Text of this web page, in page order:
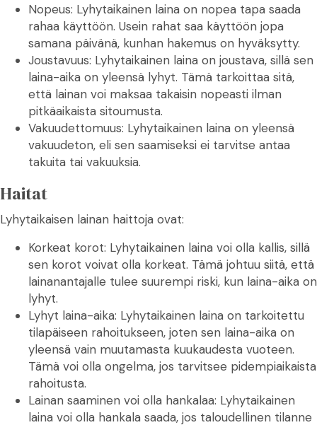
Nopeus: Lyhytaikainen laina on nopea tapa saada
rahaa käyttöön. Usein rahat saa käyttöön jopa
samana päivänä, kunhan hakemus on hyväksytty.
Joustavuus: Lyhytaikainen laina on joustava, sillä sen
laina-aika on yleensä lyhyt. Tämä tarkoittaa sitä,
että lainan voi maksaa takaisin nopeasti ilman
pitkäaikaista sitoumusta.
Vakuudettomuus: Lyhytaikainen laina on yleensä
vakuudeton, eli sen saamiseksi ei tarvitse antaa
takuita tai vakuuksia.
Haitat
Lyhytaikaisen lainan haittoja ovat:
Korkeat korot: Lyhytaikainen laina voi olla kallis, sillä
sen korot voivat olla korkeat. Tämä johtuu siitä, että
lainanantajalle tulee suurempi riski, kun laina-aika on
lyhyt.
Lyhyt laina-aika: Lyhytaikainen laina on tarkoitettu
tilapäiseen rahoitukseen, joten sen laina-aika on
yleensä vain muutamasta kuukaudesta vuoteen.
Tämä voi olla ongelma, jos tarvitsee pidempiaikaista
rahoitusta.
Lainan saaminen voi olla hankalaa: Lyhytaikainen
laina voi olla hankala saada, jos taloudellinen tilanne